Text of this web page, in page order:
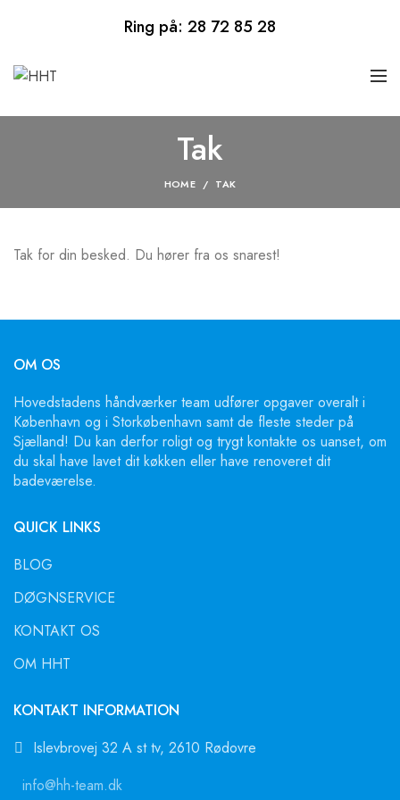
Ring på: 28 72 85 28
Tak
HOME TAK
Tak for din besked. Du hører fra os snarest!
OM OS
Hovedstadens håndværker team udfører opgaver overalt i
København og i Storkøbenhavn samt de fleste steder på
Sjælland! Du kan derfor roligt og trygt kontakte os uanset, om
du skal have lavet dit køkken eller have renoveret dit
badeværelse.
QUICK LINKS
BLOG
DØGNSERVICE
KONTAKT OS
OM HHT
KONTAKT INFORMATION
Islevbrovej 32 A st tv, 2610 Rødovre
info@hh-team.dk